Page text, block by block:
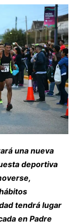
una nueva
deportiva
tendrá lugar
en Padre